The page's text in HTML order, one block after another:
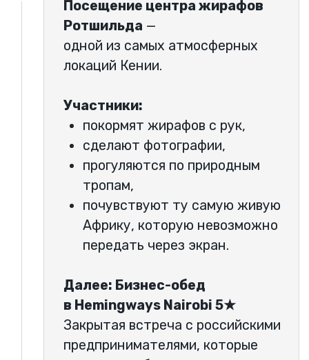
нетворкинг в атмосфере
дикой природы.
Когда солнце уходит за горизонт
африканской саванны, а вокруг
Именно здесь рождаются:
новые идеи,
партнерства,
масштабное мышление,